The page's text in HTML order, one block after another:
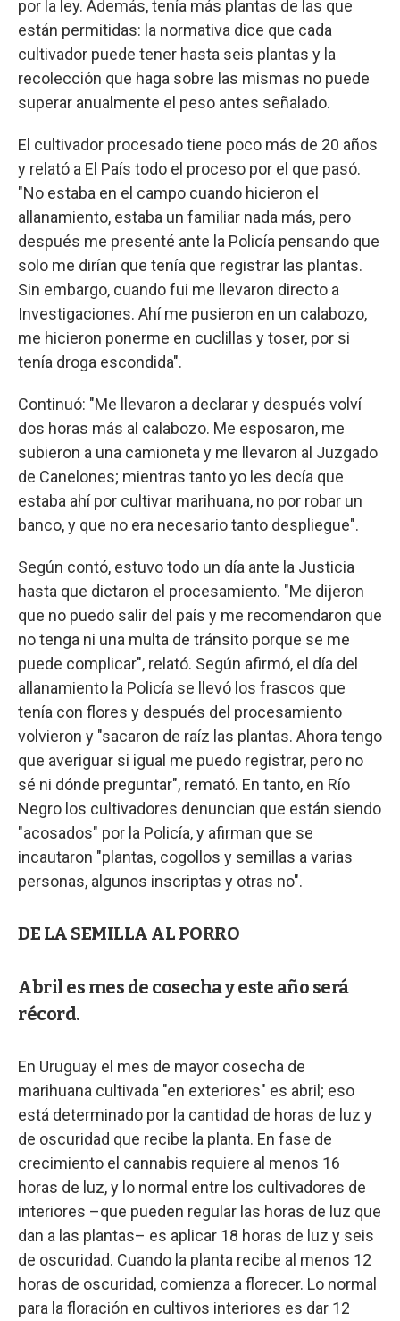
por la ley. Además, tenía más plantas de las que
están permitidas: la normativa dice que cada
cultivador puede tener hasta seis plantas y la
recolección que haga sobre las mismas no puede
superar anualmente el peso antes señalado.
El cultivador procesado tiene poco más de 20 años
y relató a El País todo el proceso por el que pasó.
"No estaba en el campo cuando hicieron el
allanamiento, estaba un familiar nada más, pero
después me presenté ante la Policía pensando que
solo me dirían que tenía que registrar las plantas.
Sin embargo, cuando fui me llevaron directo a
Investigaciones. Ahí me pusieron en un calabozo,
me hicieron ponerme en cuclillas y toser, por si
tenía droga escondida".
Continuó: "Me llevaron a declarar y después volví
dos horas más al calabozo. Me esposaron, me
subieron a una camioneta y me llevaron al Juzgado
de Canelones; mientras tanto yo les decía que
estaba ahí por cultivar marihuana, no por robar un
banco, y que no era necesario tanto despliegue".
Según contó, estuvo todo un día ante la Justicia
hasta que dictaron el procesamiento. "Me dijeron
que no puedo salir del país y me recomendaron que
no tenga ni una multa de tránsito porque se me
puede complicar", relató. Según afirmó, el día del
allanamiento la Policía se llevó los frascos que
tenía con flores y después del procesamiento
volvieron y "sacaron de raíz las plantas. Ahora tengo
que averiguar si igual me puedo registrar, pero no
sé ni dónde preguntar", remató. En tanto, en Río
Negro los cultivadores denuncian que están siendo
"acosados" por la Policía, y afirman que se
incautaron "plantas, cogollos y semillas a varias
personas, algunos inscriptas y otras no".
DE LA SEMILLA AL PORRO
Abril es mes de cosecha y este año será
récord.
En Uruguay el mes de mayor cosecha de
marihuana cultivada "en exteriores" es abril; eso
está determinado por la cantidad de horas de luz y
de oscuridad que recibe la planta. En fase de
crecimiento el cannabis requiere al menos 16
horas de luz, y lo normal entre los cultivadores de
interiores –que pueden regular las horas de luz que
dan a las plantas– es aplicar 18 horas de luz y seis
de oscuridad. Cuando la planta recibe al menos 12
horas de oscuridad, comienza a florecer. Lo normal
para la floración en cultivos interiores es dar 12